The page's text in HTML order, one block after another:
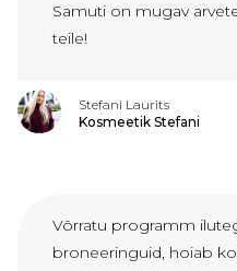
Samuti on mugav
teile!
Stefani Laurits
Kosmeetik Stefani
Võrratu programm
broneeringuid, hoiab